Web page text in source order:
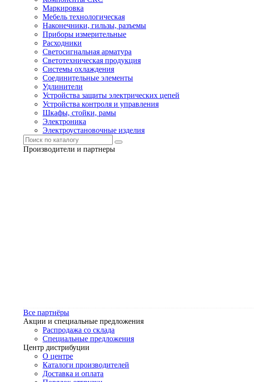
Маркировка
Мебель технологическая
Наконечники, гильзы, разъемы
Приборы измерительные
Расходники
Светосигнальная арматура
Светотехническая продукция
Системы охлаждения
Соединительные элементы
Удлинители
Устройства защиты электрических цепей
Устройства контроля и управления
Шкафы, стойки, рамы
Электроника
Электроустановочные изделия
Производители и партнеры
Все партнёры
Акции и специальные предложения
Распродажа со склада
Специальные предложения
Центр дистрибуции
О центре
Каталоги производителей
Доставка и оплата